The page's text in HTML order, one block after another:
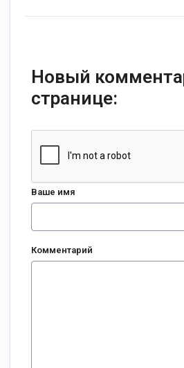
Новый
странице:
Ваше имя
Комментарий